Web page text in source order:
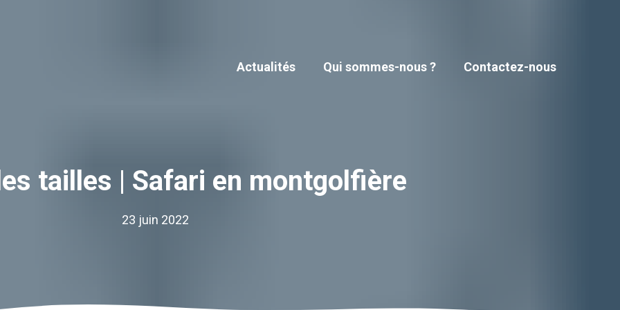
Actualités
Qui sommes-nous ? Contactez-nous
tailles | Safari en montgolfière
23 juin 2022